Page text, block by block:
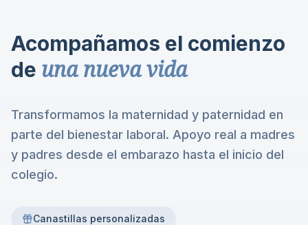
Acompañamos el comienzo
de una nueva vida
Transformamos la maternidad y paternidad en
parte del bienestar laboral. Apoyo real a madres
y padres desde el embarazo hasta el inicio del
colegio.
Canastillas personalizadas